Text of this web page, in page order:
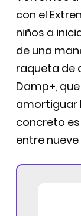
con el
niños a
de una
raqueta de
Damp+,
amortiguar
concreto
entre